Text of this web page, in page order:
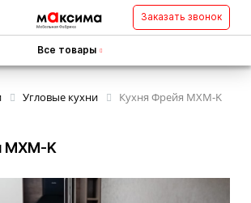
Заказать звонок
Все товары
Угловые кухни Кухня Фрейя MXM-K
MXM-K